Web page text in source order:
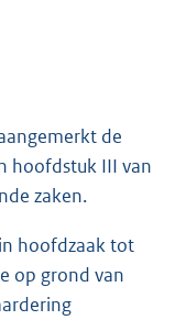
de
hoofdstuk III van
zaken.
hoofdzaak tot
op grond van